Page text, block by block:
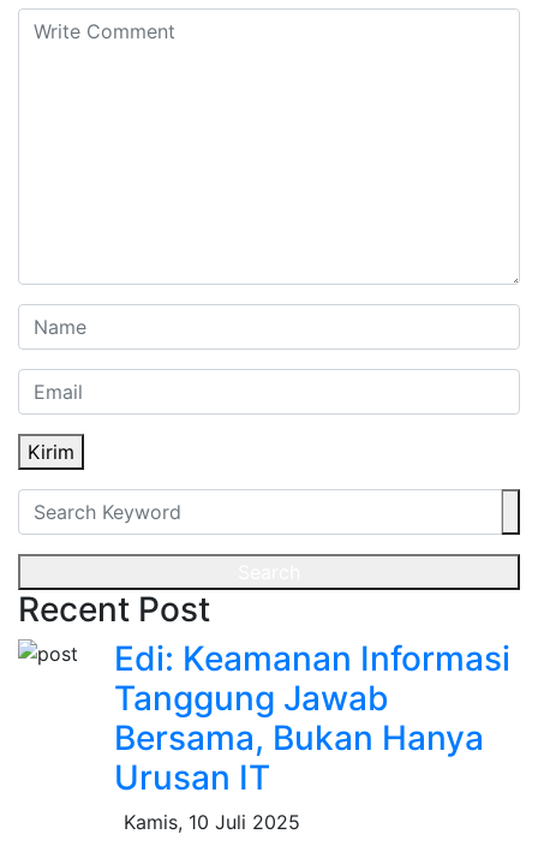
Kirim
Recent Post
Edi: Keamanan Informasi
Tanggung Jawab
Bersama, Bukan Hanya
Urusan IT
Kamis, 10 Juli 2025